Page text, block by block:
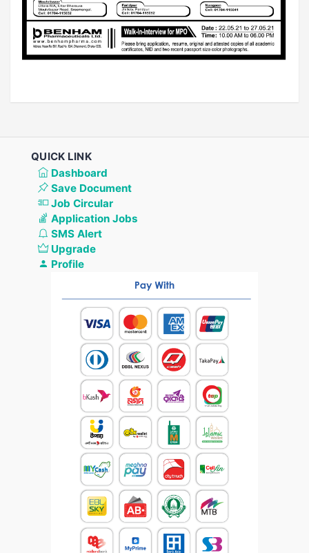
QUICK LINK
Dashboard
Save Document
Job Circular
Application Jobs
SMS Alert
Upgrade
Profile